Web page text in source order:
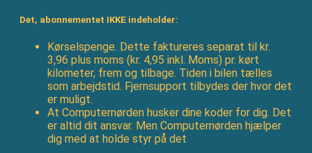
Det, abonnementet IKKE indeholder:
Kørselspenge. Dette faktureres separat til kr.
3,96 plus moms (kr. 4,95 inkl. Moms) pr. kørt
kilometer, frem og tilbage. Tiden i bilen tælles
som arbejdstid. Fjernsupport tilbydes der hvor det
er muligt.
At Computernørden husker dine koder for dig. Det
er altid dit ansvar. Men Computernørden hjælper
dig med at holde styr på det